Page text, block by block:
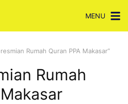
MENU
Rumah Quran PPA Makasar”
Rumah